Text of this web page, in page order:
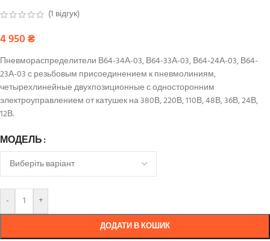
(1 відгук)
4 950₴
Пневмораспределители В64-34А-03, В64-33А-03, В64-24А-03, В64-
23А-03 с резьбовым присоединением к пневмолиниям,
четырехлинейные двухпозиционные с односторонним
электроуправлением от катушек на 380В, 220В, 110В, 48В, 36В, 24В,
12В.
МОДЕЛЬ
- +
ДОДАТИ В КОШИК